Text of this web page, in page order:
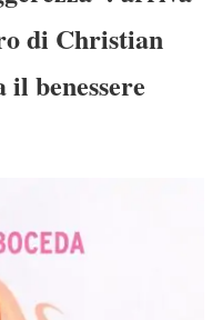
di Christian
benessere